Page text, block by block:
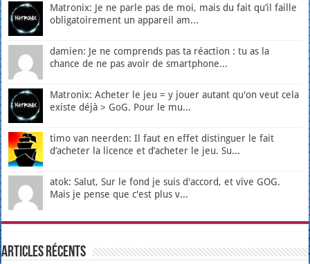
Matronix: Je ne parle pas de moi, mais du fait qu’il faille
obligatoirement un appareil am...
damien: Je ne comprends pas ta réaction : tu as la
chance de ne pas avoir de smartphone...
Matronix: Acheter le jeu = y jouer autant qu'on veut cela
existe déjà > GoG. Pour le mu...
timo van neerden: Il faut en effet distinguer le fait
d’acheter la licence et d’acheter le jeu. Su...
atok: Salut, Sur le fond je suis d'accord, et vive GOG.
Mais je pense que c'est plus v...
Articles récents